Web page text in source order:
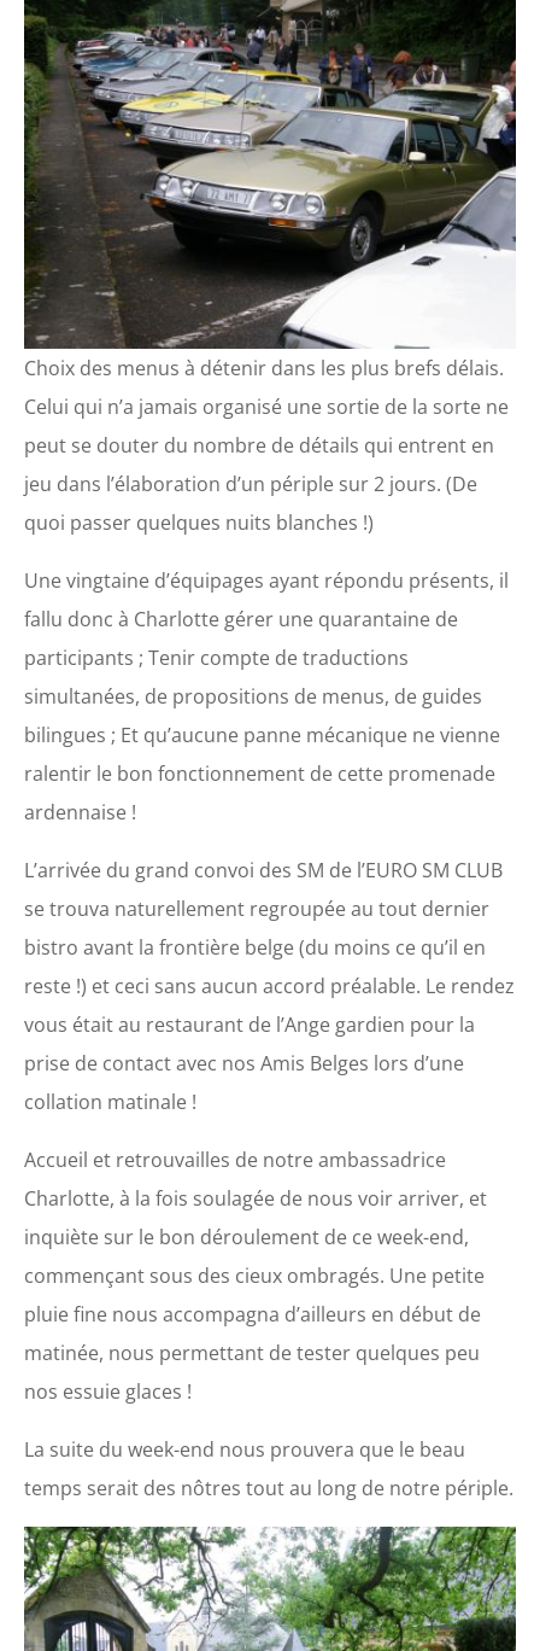
Choix des menus à détenir dans les plus brefs délais.
Celui qui n’a jamais organisé une sortie de la sorte ne
peut se douter du nombre de détails qui entrent en
jeu dans l’élaboration d’un périple sur 2 jours. (De
quoi passer quelques nuits blanches !)
Une vingtaine d’équipages ayant répondu présents, il
fallu donc à Charlotte gérer une quarantaine de
participants ; Tenir compte de traductions
simultanées, de propositions de menus, de guides
bilingues ; Et qu’aucune panne mécanique ne vienne
ralentir le bon fonctionnement de cette promenade
ardennaise !
L’arrivée du grand convoi des SM de l’EURO SM CLUB
se trouva naturellement regroupée au tout dernier
bistro avant la frontière belge (du moins ce qu’il en
reste !) et ceci sans aucun accord préalable. Le rendez
vous était au restaurant de l’Ange gardien pour la
prise de contact avec nos Amis Belges lors d’une
collation matinale !
Accueil et retrouvailles de notre ambassadrice
Charlotte, à la fois soulagée de nous voir arriver, et
inquiète sur le bon déroulement de ce week-end,
commençant sous des cieux ombragés. Une petite
pluie fine nous accompagna d’ailleurs en début de
matinée, nous permettant de tester quelques peu
nos essuie glaces !
La suite du week-end nous prouvera que le beau
temps serait des nôtres tout au long de notre périple.